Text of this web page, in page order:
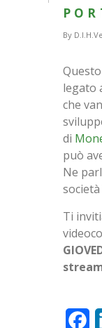
By
legato
che
di
può
Ne
Ti